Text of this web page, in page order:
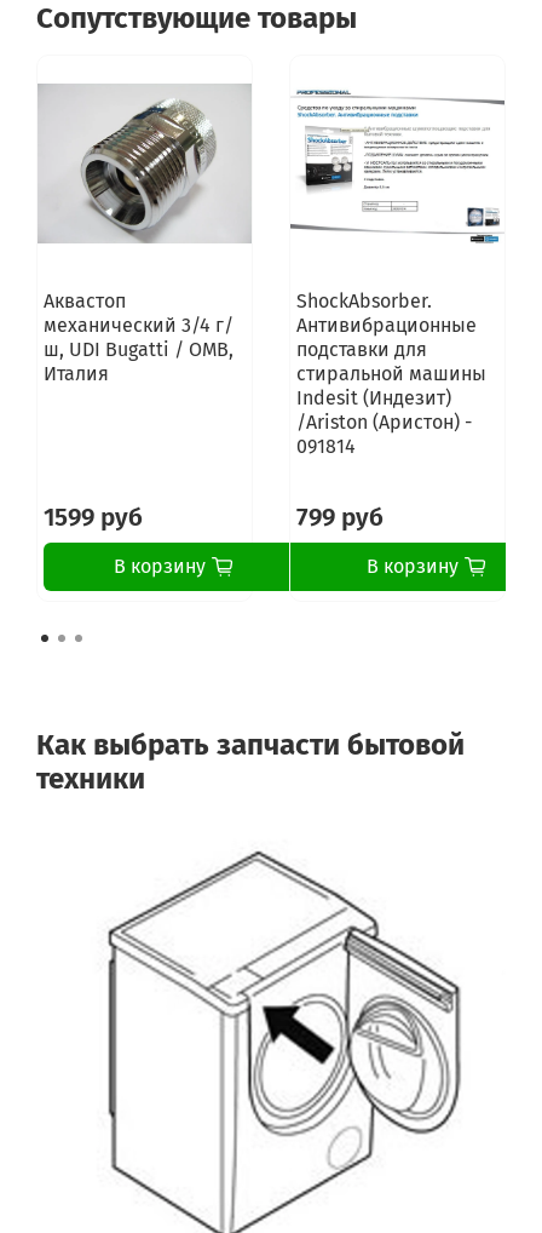
Сопутствующие товары
Аквастоп
механический 3/4 г/
ш, UDI Bugatti / OMB,
Италия
1599 руб
В корзину
ShockAbsorber.
Антивибрационные
подставки для
стиральной машины
Indesit (Индезит)
/Ariston (Аристон) -
091814
799 руб
В корзину
Как выбрать запчасти бытовой
техники